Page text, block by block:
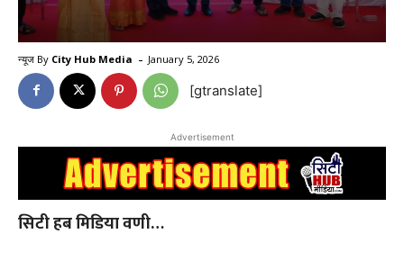
न्यूज By City Hub Media - January 5, 2026
[gtranslate]
Advertisement
सिटी हब मिडिया वणी…